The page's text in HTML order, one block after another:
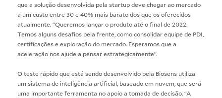
que a solução desenvolvida pela startup deve chegar ao mercado
a um custo entre 30 e 40% mais barato dos que os oferecidos
atualmente. “Queremos lançar o produto até o final de 2022.
Temos alguns desafios pela frente, como consolidar equipe de PDI,
certificações e exploração do mercado. Esperamos que a
aceleração nos ajude a pensar estrategicamente”.
O teste rápido que está sendo desenvolvido pela Biosens utiliza
um sistema de inteligência artificial, baseado em nuvem, que será
uma importante ferramenta no apoio a tomada de decisão. “A